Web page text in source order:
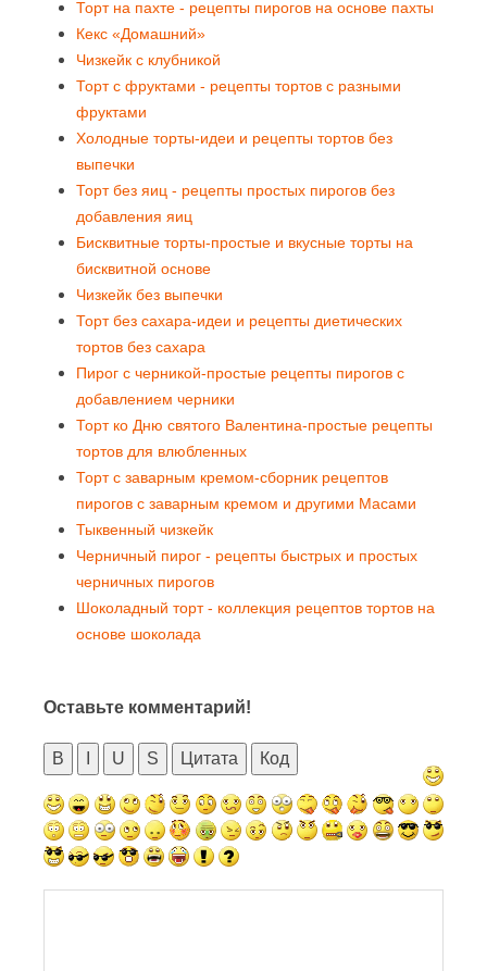
Торт на пахте - рецепты пирогов на основе пахты
Кекс «Домашний»
Чизкейк с клубникой
Торт с фруктами - рецепты тортов с разными
фруктами
Холодные торты-идеи и рецепты тортов без
выпечки
Торт без яиц - рецепты простых пирогов без
добавления яиц
Бисквитные торты-простые и вкусные торты на
бисквитной основе
Чизкейк без выпечки
Торт без сахара-идеи и рецепты диетических
тортов без сахара
Пирог с черникой-простые рецепты пирогов с
добавлением черники
Торт ко Дню святого Валентина-простые рецепты
тортов для влюбленных
Торт с заварным кремом-сборник рецептов
пирогов с заварным кремом и другими Масами
Тыквенный чизкейк
Черничный пирог - рецепты быстрых и простых
черничных пирогов
Шоколадный торт - коллекция рецептов тортов на
основе шоколада
Оставьте комментарий!
B U S Цитата Код